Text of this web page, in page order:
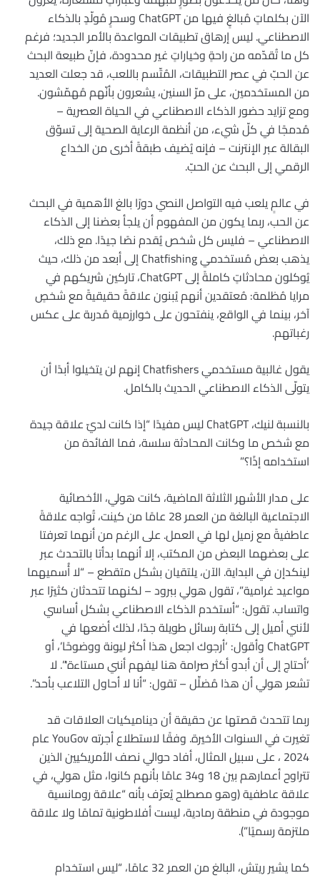
الآن بكلماتٍ مُبالغٍ فيها من ChatGPT وسحرٍ مُولّدٍ بالذكاء
الاصطناعي. ليس إرهاق تطبيقات المواعدة بالأمر الجديد؛ فرغم
كل ما تُقدّمه من راحةٍ وخياراتٍ غير محدودة، فإنّ طبيعة البحث
عن الحبّ في عصر التطبيقات، المُتّسم باللعب، قد جعلت العديد
من المستخدمين، على مرّ السنين، يشعرون بأنّهم مُهمّشون.
ومع تزايد حضور الذكاء الاصطناعي في الحياة العصرية –
مُدمجًا في كلّ شيء، من أنظمة الرعاية الصحية إلى تسوّق
البقالة عبر الإنترنت – فإنه يُضيف طبقةً أخرى من الخداع
الرقمي إلى البحث عن الحبّ.
في عالمٍ يلعب فيه التواصل النصي دورًا بالغ الأهمية في البحث
عن الحب، ربما يكون من المفهوم أن يلجأ بعضنا إلى الذكاء
الاصطناعي – فليس كل شخص يُقدم نصًا جيدًا. مع ذلك،
يذهب بعض مُستخدمي Chatfishing إلى أبعد من ذلك، حيث
يُوكلون محادثاتٍ كاملةً إلى ChatGPT، تاركين شريكهم في
مرايا مُظلمة: مُعتقدين أنهم يُبنون علاقةً حقيقيةً مع شخصٍ
آخر، بينما في الواقع، ينفتحون على خوارزمية مُدربة على عكس
رغباتهم.
يقول غالبية مستخدمي Chatfishers إنهم لن يتخيلوا أبدًا أن
يتولّى الذكاء الاصطناعي الحديث بالكامل.
بالنسبة لنيك، ChatGPT ليس مفيدًا “إذا كانت لديّ علاقة جيدة
مع شخص ما وكانت المحادثة سلسة، فما الفائدة من
استخدامه إذًا؟”
على مدار الأشهر الثلاثة الماضية، كانت هولي، الأخصائية
الاجتماعية البالغة من العمر 28 عامًا من كينت، تُواجه علاقةً
عاطفيةً مع زميل لها في العمل. على الرغم من أنهما تعرفتا
على بعضهما البعض من المكتب، إلا أنهما بدأتا بالتحدث عبر
لينكدإن في البداية. الآن، يلتقيان بشكل متقطع – “لا أُسميهما
مواعيد غرامية”، تقول هولي ببرود – لكنهما تتحدثان كثيرًا عبر
واتساب. تقول: “أستخدم الذكاء الاصطناعي بشكل أساسي
لأنني أميل إلى كتابة رسائل طويلة جدًا، لذلك أضعها في
ChatGPT وأقول: ‘أرجوك اجعل هذا أكثر ليونة ووضوحًا’، أو
‘أحتاج إلى أن أبدو أكثر صرامة هنا ليفهم أنني مستاءة'”. لا
تشعر هولي أن هذا مُضلِّل – تقول: “أنا لا أحاول التلاعب بأحد”.
ربما تتحدث قصتها عن حقيقة أن ديناميكيات العلاقات قد
تغيرت في السنوات الأخيرة. وفقًا لاستطلاع أجرته YouGov عام
2024 ، على سبيل المثال، أفاد حوالي نصف الأمريكيين الذين
تتراوح أعمارهم بين 18 و34 عامًا بأنهم كانوا، مثل هولي، في
علاقة عاطفية (وهو مصطلح يُعرّف بأنه “علاقة رومانسية
موجودة في منطقة رمادية، ليست أفلاطونية تمامًا ولا علاقة
ملتزمة رسميًا”).
كما يشير ريتش، البالغ من العمر 32 عامًا، “ليس استخدام